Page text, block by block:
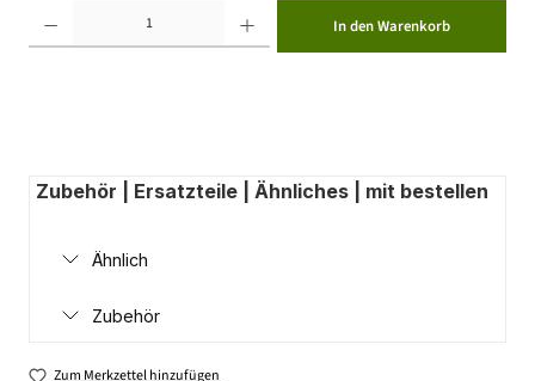
In den Warenkorb
Zubehör | Ersatzteile | Ähnliches | mit bestellen
Ähnlich
Zubehör
Zum Merkzettel hinzufügen